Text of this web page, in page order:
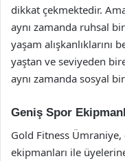
dikkat çekmektedir.
aynı zamanda ruhsal
yaşam alışkanlıklarını
yaştan ve seviyeden
aynı zamanda sosyal
Geniş Spor
Gold Fitness
ekipmanları ile